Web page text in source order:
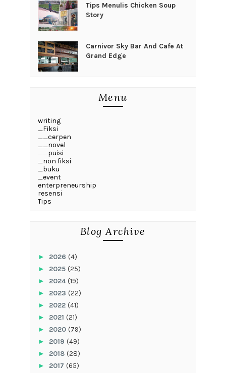
Tips Menulis Chicken Soup
Story
Carnivor Sky Bar And Cafe At
Grand Edge
Menu
writing
_Fiksi
__cerpen
__novel
__puisi
_non fiksi
_buku
_event
enterpreneurship
resensi
Tips
Blog Archive
► 2026 (4)
► 2025 (25)
► 2024(19)
► 2023 (22)
► 2022 (41)
► 2021 (21)
► 2020 (79)
► 2019 (49)
► 2018 (28)
► 2017 (65)